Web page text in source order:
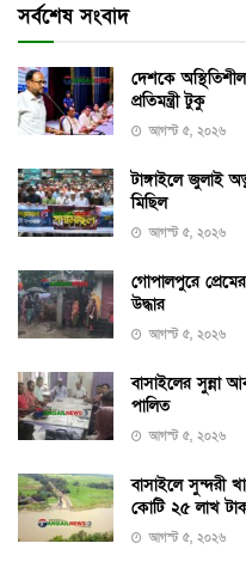
সর্বশেষ সংবাদ
দেশকে
প্রতিমন্ত্রী টুকু
আগস্ট ৫, ২০২৬
টাঙ্গাইলে জুলাই
মিছিল
আগস্ট ৫, ২০২৬
গোপালপুরে
উদ্ধার
আগস্ট ৫, ২০২৬
বাসাইলের সুন্না
পালিত
আগস্ট ৫, ২০২৬
বাসাইলে সুন্দরী
কোটি ২৫ লাখ
আগস্ট ৫, ২০২৬